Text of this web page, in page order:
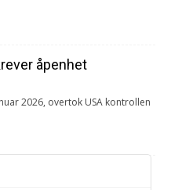
åpenhet
2026, overtok USA kontrollen
nedgang fra forrige